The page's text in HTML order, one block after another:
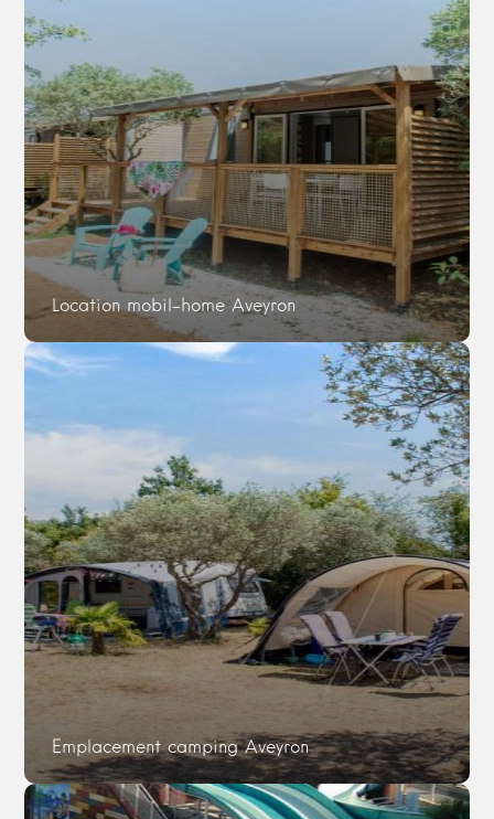
Location mobil-home Aveyron
Emplacement camping Aveyron